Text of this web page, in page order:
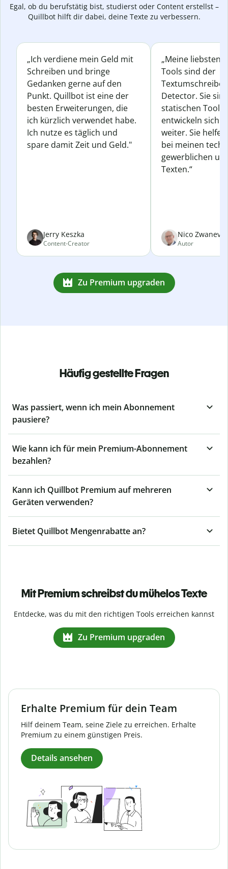
Egal, ob du berufstätig bist, studierst oder Content erstellst –
Quillbot hilft dir dabei, deine Texte zu verbessern.
„Ich verdiene mein Geld mit
Schreiben und bringe
Gedanken gerne auf den
Punkt. Quillbot ist eine der
besten Erweiterungen, die
ich kürzlich verwendet habe.
Ich nutze es täglich und
spare damit Zeit und Geld."
Jerry Keszka
Content-Creator
„Meine liebsten
Tools sind der
Detector. Sie
statischen
entwickeln sich
weiter. Sie
bei meinen
gewerblichen
Texten.“
Nico
Autor
Zu Premium upgraden
Häufig gestellte Fragen
Was passiert, wenn ich mein Abonnement
pausiere?
Wie kann ich für mein Premium-Abonnement
bezahlen?
Kann ich Quillbot Premium auf mehreren
Geräten verwenden?
Bietet Quillbot Mengenrabatte an?
Mit Premium schreibst du mühelos Texte
Entdecke, was du mit den richtigen Tools erreichen kannst
Zu Premium upgraden
Erhalte Premium für dein Team
Hilf deinem Team, seine Ziele zu erreichen. Erhalte
Premium zu einem günstigen Preis.
Details ansehen